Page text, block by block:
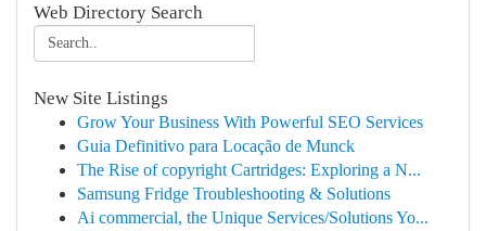
Web Directory Search
New Site Listings
Grow Your Business With Powerful SEO Services
Guia Definitivo para Locação de Munck
The Rise of copyright Cartridges: Exploring a N...
Samsung Fridge Troubleshooting & Solutions
Ai commercial, the Unique Services/Solutions Yo...